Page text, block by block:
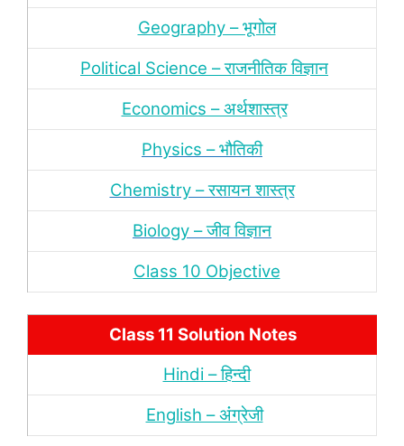
Geography – भूगोल
Political Science – राजनीतिक विज्ञान
Economics – अर्थशास्‍त्र
Physics – भौतिकी
Chemistry – रसायन शास्‍त्र
Biology – जीव विज्ञान
Class 10 Objective
Class 11 Solution Notes
Hindi – हिन्‍दी
English – अंंग्रेजी